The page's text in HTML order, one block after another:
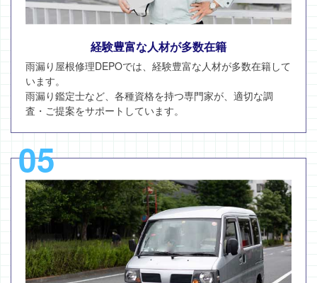
経験豊富な人材が多数在籍
雨漏り屋根修理DEPOでは、経験豊富な人材が多数在籍して
います。
雨漏り鑑定士など、各種資格を持つ専門家が、適切な調
査・ご提案をサポートしています。
05